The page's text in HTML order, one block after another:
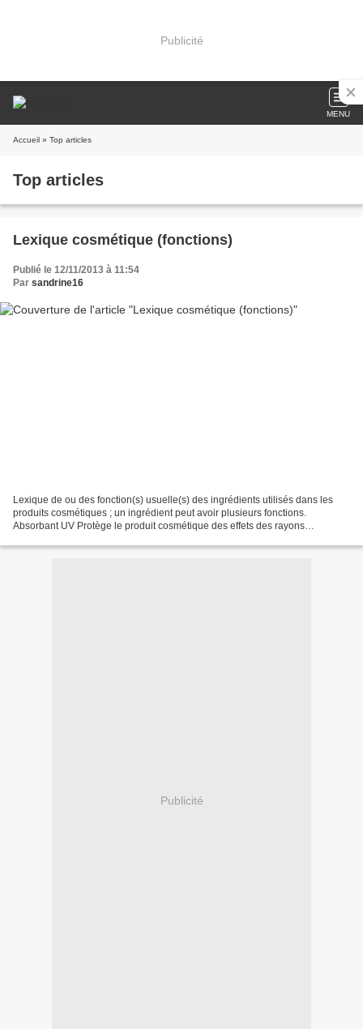
Publicité
MENU
Accueil » Top articles
Top articles
Lexique cosmétique (fonctions)
Publié le 12/11/2013 à 11:54
Par sandrine16
Lexique de ou des fonction(s) usuelle(s) des ingrédients utilisés dans les
produits cosmétiques ; un ingrédient peut avoir plusieurs fonctions.
Absorbant UV Protège le produit cosmétique des effets des rayons
Publicité